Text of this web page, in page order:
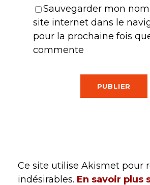
Sauvegarder mon
site internet dans le
pour la prochaine fois
commente
Ce site utilise Akismet pour
indésirables. En savoir plus